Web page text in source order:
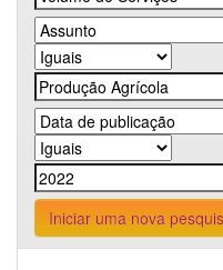
Iniciar uma nova